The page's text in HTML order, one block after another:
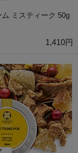
ム ミスティーク 50g
1,410円